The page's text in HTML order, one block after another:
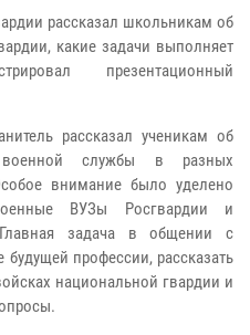
рассказал школьникам об
какие задачи выполняет
презентационный
рассказал ученикам об
военной службы в разных
внимание было уделено
ВУЗы Росгвардии и
задача в общении с
профессии, рассказать
национальной гвардии и